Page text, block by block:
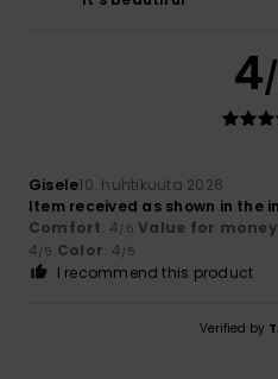
4
Gisele10. huhtikuuta 2026
Item received as shown in the
Comfort: 4/5 Value for money
4/5 Color: 4/5
I recommend this product
Verified by